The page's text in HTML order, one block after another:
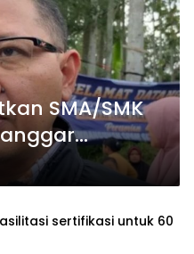
SMA/SMK
sertifikasi untuk 60